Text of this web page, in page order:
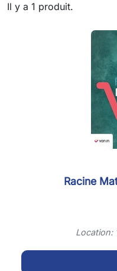
Il y a 1 produit.
Racine
Location: